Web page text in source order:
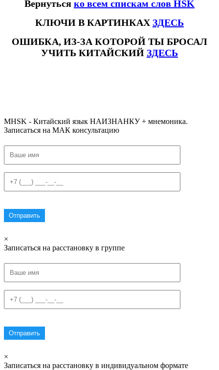
Вернуться ко всем спискам слов HSK
КЛЮЧИ В КАРТИНКАХ ЗДЕСЬ
ОШИБКА, ИЗ-ЗА КОТОРОЙ ТЫ БРОСАЛ
УЧИТЬ КИТАЙСКИЙ ЗДЕСЬ
MHSK - Китайский язык НАИЗНАНКУ + мнемоника.
Записаться на МАК консультацию
×
Записаться на расстановку в группе
×
Записаться на расстановку в индивидуальном формате